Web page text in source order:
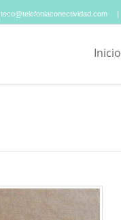
teco@telefoniaconectividad.com
Inicio